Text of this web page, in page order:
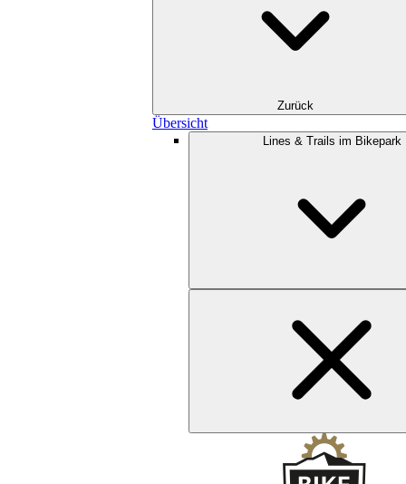
Zurück
Übersicht
Lines & Trails im Bikepark